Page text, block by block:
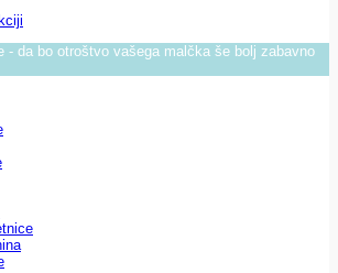
- da bo otroštvo vašega malčka še bolj zabavno